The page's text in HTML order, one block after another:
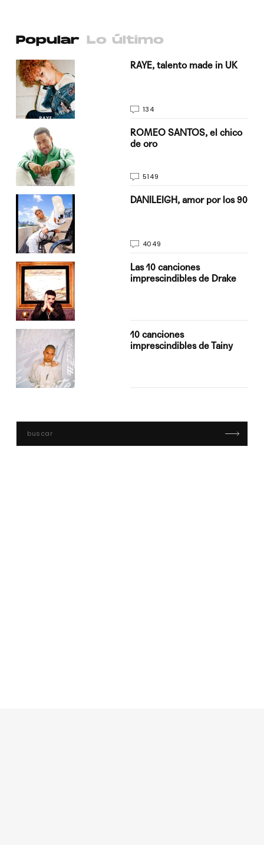
Popular Lo último
RAYE, talento made in UK
134
ROMEO SANTOS, el chico
de oro
5149
DANILEIGH, amor por los 90
4049
Las 10 canciones
imprescindibles de Drake
10 canciones
imprescindibles de Tainy